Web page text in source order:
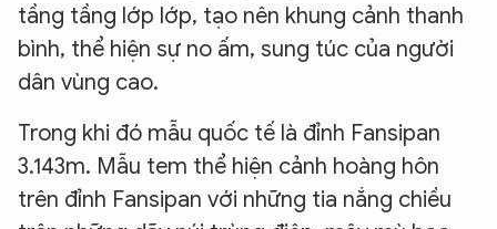
tầng tầng lớp lớp, tạo nên khung cảnh thanh
bình, thể hiện sự no ấm, sung túc của người
dân vùng cao.
Trong khi đó mẫu quốc tế là đỉnh Fansipan
3.143m. Mẫu tem thể hiện cảnh hoàng hôn
trên đỉnh Fansipan với những tia nắng chiều